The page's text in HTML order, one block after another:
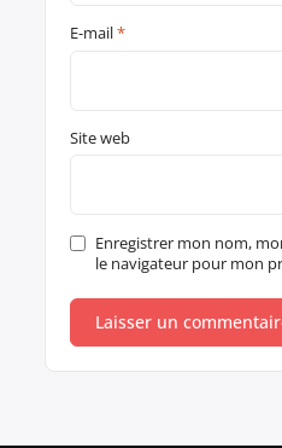
E-mail*
Site web
Enregistrer mon nom,
le navigateur pour mon